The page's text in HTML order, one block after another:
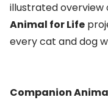
illustrated overview
Animal for Life
every cat and dog
Companion